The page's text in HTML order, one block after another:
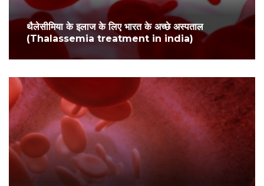
थैलेसीमिया के इलाज के लिए भारत के अच्छे अस्पताल
(Thalassemia treatment in india)